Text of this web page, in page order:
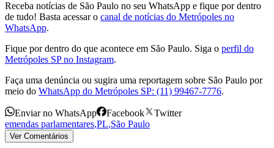
Receba notícias de São Paulo no seu WhatsApp e fique por dentro
de tudo! Basta acessar o canal de notícias do Metrópoles no
WhatsApp.
Fique por dentro do que acontece em São Paulo. Siga o perfil do
Metrópoles SP no Instagram.
Faça uma denúncia ou sugira uma reportagem sobre São Paulo por
meio do WhatsApp do Metrópoles SP: (11) 99467-7776.
Enviar no WhatsApp Facebook
Twitter
emendas parlamentares,PL,São Paulo
Ver Comentários